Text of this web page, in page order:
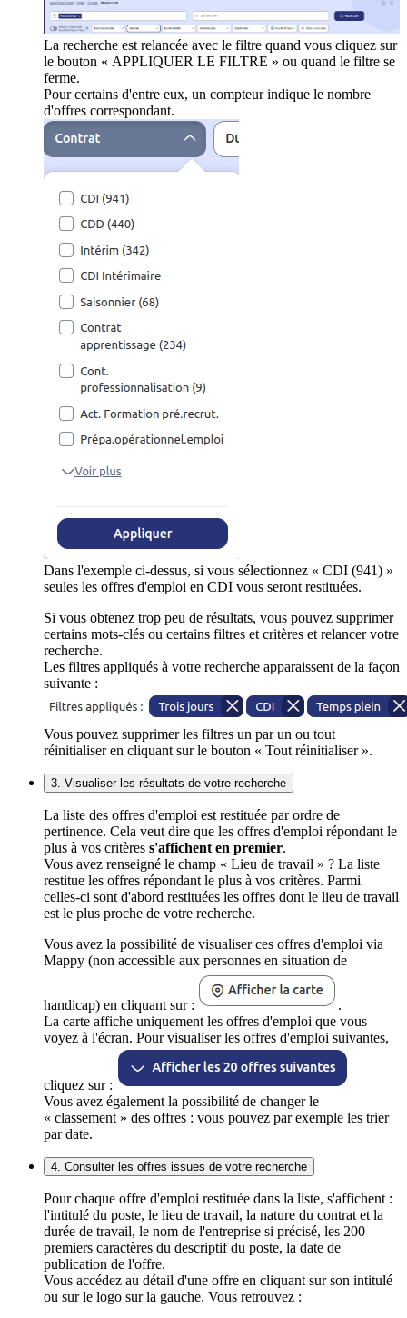
La recherche est relancée avec le filtre quand vous cliquez sur
le bouton « APPLIQUER LE FILTRE » ou quand le filtre se
ferme.
Pour certains d'entre eux, un compteur indique le nombre
d'offres correspondant.
Dans l'exemple ci-dessus, si vous sélectionnez « CDI (941) »
seules les offres d'emploi en CDI vous seront restituées.
Si vous obtenez trop peu de résultats, vous pouvez supprimer
certains mots-clés ou certains filtres et critères et relancer votre
recherche.
Les filtres appliqués à votre recherche apparaissent de la façon
suivante :
Vous pouvez supprimer les filtres un par un ou tout
réinitialiser en cliquant sur le bouton « Tout réinitialiser ».
3. Visualiser les résultats de votre recherche
La liste des offres d'emploi est restituée par ordre de
pertinence. Cela veut dire que les offres d'emploi répondant le
plus à vos critères s'affichent en premier.
Vous avez renseigné le champ « Lieu de travail » ? La liste
restitue les offres répondant le plus à vos critères. Parmi
celles-ci sont d'abord restituées les offres dont le lieu de travail
est le plus proche de votre recherche.
Vous avez la possibilité de visualiser ces offres d'emploi via
Mappy (non accessible aux personnes en situation de
handicap) en cliquant sur :
.
La carte affiche uniquement les offres d'emploi que vous
voyez à l'écran. Pour visualiser les offres d'emploi suivantes,
cliquez sur :
Vous avez également la possibilité de changer le
« classement » des offres : vous pouvez par exemple les trier
par date.
4. Consulter les offres issues de votre recherche
Pour chaque offre d'emploi restituée dans la liste, s'affichent :
l'intitulé du poste, le lieu de travail, la nature du contrat et la
durée de travail, le nom de l'entreprise si précisé, les 200
premiers caractères du descriptif du poste, la date de
publication de l'offre.
Vous accédez au détail d'une offre en cliquant sur son intitulé
ou sur le logo sur la gauche. Vous retrouvez :